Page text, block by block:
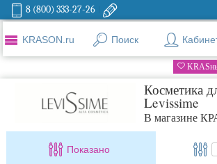
8 (800) 333-27-26
KRASON.ru Поиск
Косметика
Levissime
В магазине
Показано